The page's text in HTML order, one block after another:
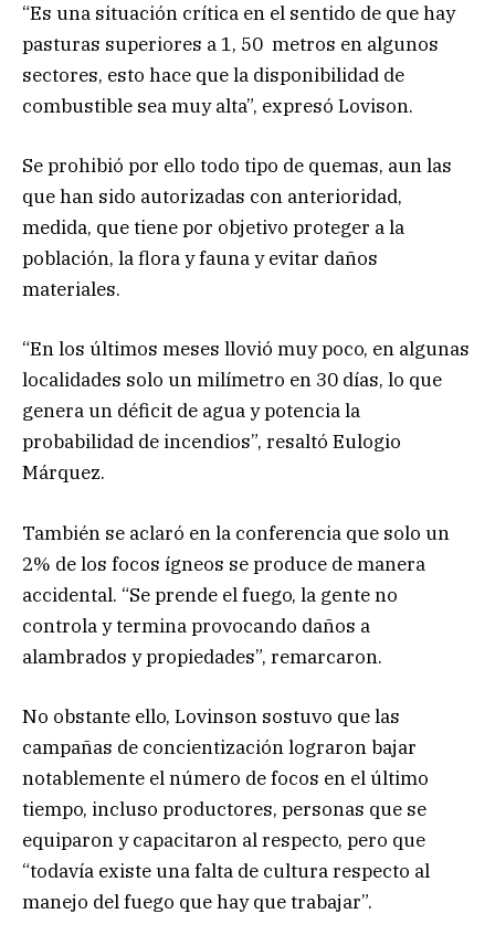
“Es una situación crítica en el sentido de que hay
pasturas superiores a 1, 50 metros en algunos
sectores, esto hace que la disponibilidad de
combustible sea muy alta”, expresó Lovison.
Se prohibió por ello todo tipo de quemas, aun las
que han sido autorizadas con anterioridad,
medida, que tiene por objetivo proteger a la
población, la flora y fauna y evitar daños
materiales.
“En los últimos meses llovió muy poco, en algunas
localidades solo un milímetro en 30 días, lo que
genera un déficit de agua y potencia la
probabilidad de incendios”, resaltó Eulogio
Márquez.
También se aclaró en la conferencia que solo un
2% de los focos ígneos se produce de manera
accidental. “Se prende el fuego, la gente no
controla y termina provocando daños a
alambrados y propiedades”, remarcaron.
No obstante ello, Lovinson sostuvo que las
campañas de concientización lograron bajar
notablemente el número de focos en el último
tiempo, incluso productores, personas que se
equiparon y capacitaron al respecto, pero que
“todavía existe una falta de cultura respecto al
manejo del fuego que hay que trabajar”.